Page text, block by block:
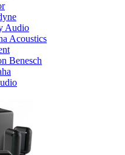
Audio
Acoustics
Benesch